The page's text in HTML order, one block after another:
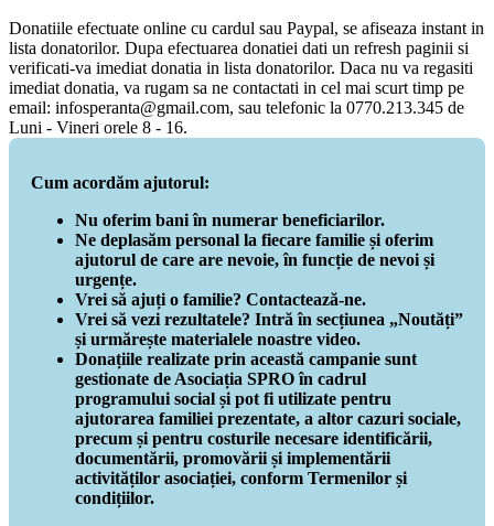
Donatiile efectuate online cu cardul sau Paypal, se afiseaza instant in
lista donatorilor. Dupa efectuarea donatiei dati un refresh paginii si
verificati-va imediat donatia in lista donatorilor. Daca nu va regasiti
imediat donatia, va rugam sa ne contactati in cel mai scurt timp pe
email: infosperanta@gmail.com, sau telefonic la 0770.213.345 de
Luni - Vineri orele 8 - 16.
Cum acordăm ajutorul:
Nu oferim bani în numerar beneficiarilor.
Ne deplasăm personal la fiecare familie și oferim
ajutorul de care are nevoie, în funcție de nevoi și
urgențe.
Vrei să ajuți o familie? Contactează-ne.
Vrei să vezi rezultatele? Intră în secțiunea „Noutăți”
și urmărește materialele noastre video.
Donațiile realizate prin această campanie sunt
gestionate de Asociația SPRO în cadrul
programului social și pot fi utilizate pentru
ajutorarea familiei prezentate, a altor cazuri sociale,
precum și pentru costurile necesare identificării,
documentării, promovării și implementării
activităților asociației, conform Termenilor și
condițiilor.